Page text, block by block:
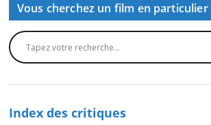
Vous cherchez un film en particulier
Index des critiques